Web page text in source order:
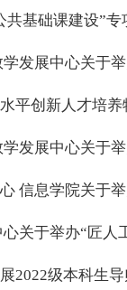
共基础课建设”
发展中心关于
平创新人才培
发展中心关于
信息学院关于
关于举办“匠人
2022级本科生